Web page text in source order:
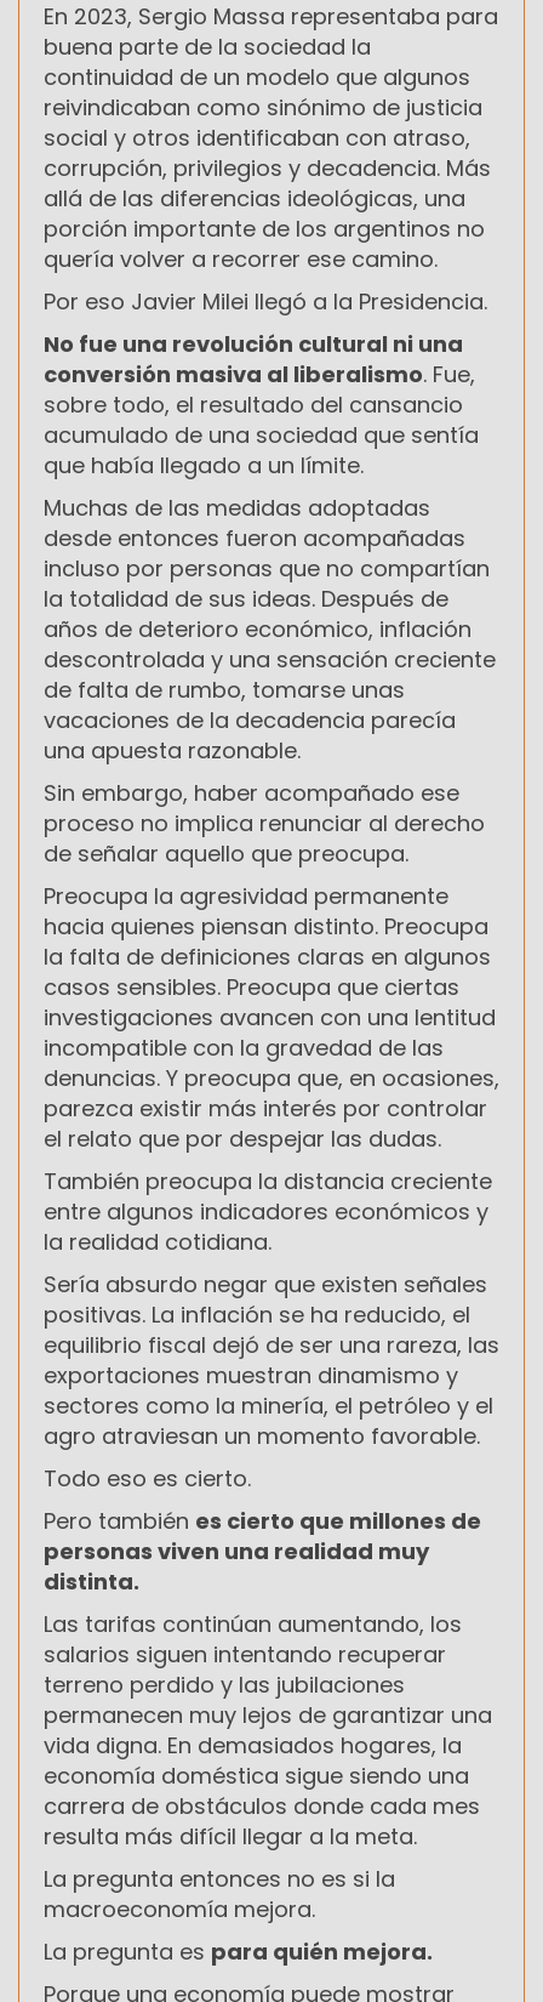
En 2023, Sergio Massa representaba para
buena parte de la sociedad la
continuidad de un modelo que algunos
reivindicaban como sinónimo de justicia
social y otros identificaban con atraso,
corrupción, privilegios y decadencia. Más
allá de las diferencias ideológicas, una
porción importante de los argentinos no
quería volver a recorrer ese camino.
Por eso Javier Milei llegó a la Presidencia.
No fue una revolución cultural ni una
conversión masiva al liberalismo. Fue,
sobre todo, el resultado del cansancio
acumulado de una sociedad que sentía
que había llegado a un límite.
Muchas de las medidas adoptadas
desde entonces fueron acompañadas
incluso por personas que no compartían
la totalidad de sus ideas. Después de
años de deterioro económico, inflación
descontrolada y una sensación creciente
de falta de rumbo, tomarse unas
vacaciones de la decadencia parecía
una apuesta razonable.
Sin embargo, haber acompañado ese
proceso no implica renunciar al derecho
de señalar aquello que preocupa.
Preocupa la agresividad permanente
hacia quienes piensan distinto. Preocupa
la falta de definiciones claras en algunos
casos sensibles. Preocupa que ciertas
investigaciones avancen con una lentitud
incompatible con la gravedad de las
denuncias. Y preocupa que, en ocasiones,
parezca existir más interés por controlar
el relato que por despejar las dudas.
También preocupa la distancia creciente
entre algunos indicadores económicos y
la realidad cotidiana.
Sería absurdo negar que existen señales
positivas. La inflación se ha reducido, el
equilibrio fiscal dejó de ser una rareza, las
exportaciones muestran dinamismo y
sectores como la minería, el petróleo y el
agro atraviesan un momento favorable.
Todo eso es cierto.
Pero también es cierto que millones de
personas viven una realidad muy
distinta.
Las tarifas continúan aumentando, los
salarios siguen intentando recuperar
terreno perdido y las jubilaciones
permanecen muy lejos de garantizar una
vida digna. En demasiados hogares, la
economía doméstica sigue siendo una
carrera de obstáculos donde cada mes
resulta más difícil llegar a la meta.
La pregunta entonces no es si la
macroeconomía mejora.
La pregunta es para quién mejora.
Porque una economía puede mostrar